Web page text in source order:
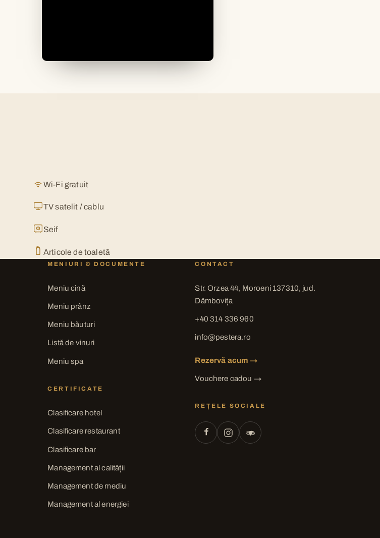
Wi-Fi gratuit
TV satelit / cablu
Seif
Articole de toaletă
MENIURI & DOCUMENTE
Meniu cină
Meniu prânz
Meniu băuturi
Listă de vinuri
Meniu spa
CERTIFICATE
Clasificare hotel
Clasificare restaurant
Clasificare bar
Management al calității
Management de mediu
Management al energiei
CONTACT
Str. Orzea 44, Moroeni 137310, jud.
Dâmbovița
+40 314 336 960
info@pestera.ro
Rezervă acum →
Vouchere cadou →
REȚELE SOCIALE